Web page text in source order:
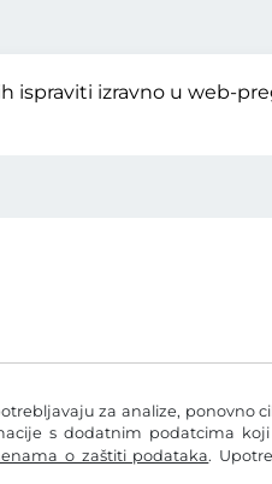
za analize, ponovno
s dodatnim podatcima
o zaštiti podataka.
ispraviti izravno u web-